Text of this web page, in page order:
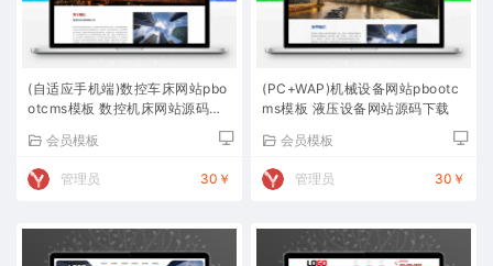
(自适应手机端)数控车床网站pbo
otcms模板 数控机床网站源码下
会员模板
管理员 30￥
(PC+WAP)机械设备网站pbootc
ms模板 液压设备网站源码下载
会员模板
管理员 30￥